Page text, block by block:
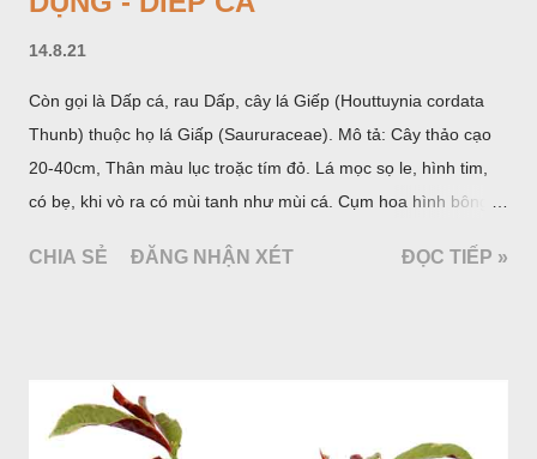
14.8.21
Còn gọi là Dấp cá, rau Dấp, cây lá Giếp (Houttuynia cordata
Thunb) thuộc họ lá Giấp (Saururaceae). Mô tả: Cây thảo cạo
20-40cm, Thân màu lục troặc tím đỏ. Lá mọc sọ le, hình tim,
có bẹ, khi vò ra có mùi tanh như mùi cá. Cụm hoa hình bông
nhạt. Hạt hình trái xoan nhẵn. Mùa hoa quả: tháng 5 – 7.
CHIA SẺ ĐĂNG NHẬN XÉT ĐỌC TIẾP »